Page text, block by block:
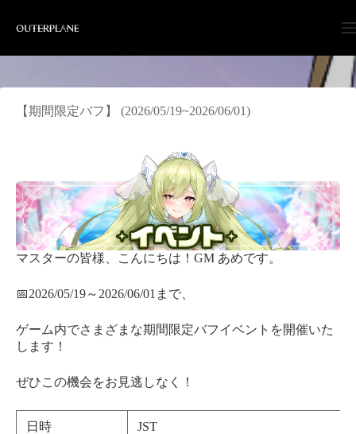
content
【期間限定バフ】 (2026/05/19~2026/06/01)
マスターの皆様、こんにちは！GM あめです。
📅2026/05/19～2026/06/01まで、
ゲーム内でさまざまな期間限定バフイベントを開催いた
します！
ぜひこの機会をお見逃しなく！
日時 JST